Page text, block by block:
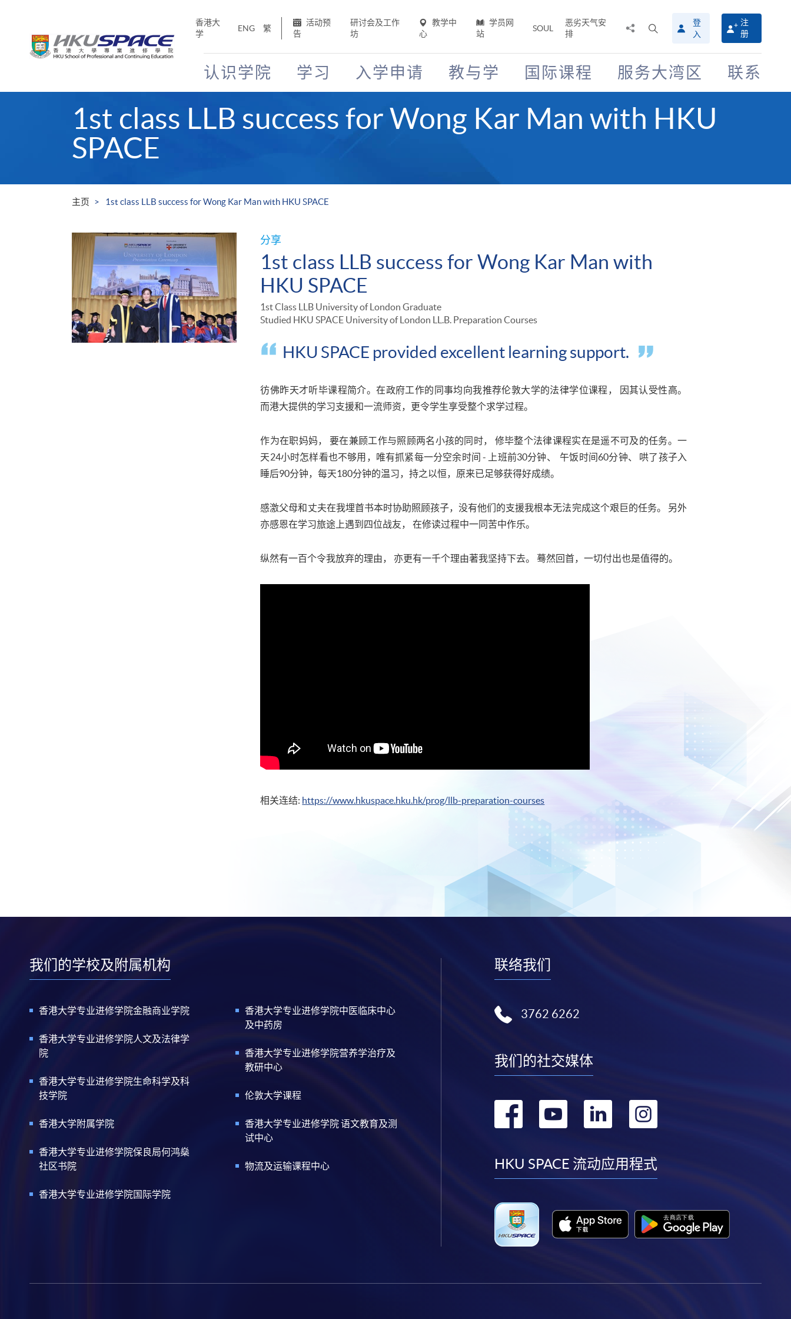
香港大
学
ENG 繁
活动预
告
研讨会及工作
坊
教学中
心
学员网
站
SOUL
恶劣天气安
排
搜
寻
介
面
登
入
注
册
认识学院 学习 入学申请 教与学 国际课程 服务大湾区 联系
1st class LLB success for Wong Kar Man with HKU
SPACE
主页 1st class LLB success for Wong Kar Man with HKU SPACE
分享
1st class LLB success for Wong Kar Man with
HKU SPACE
1st Class LLB University of London Graduate
Studied HKU SPACE University of London LL.B. Preparation Courses
HKU SPACE provided excellent learning support.
彷佛昨天才听毕课程简介。在政府工作的同事均向我推荐伦敦大学的法律学位课程， 因其认受性高。
而港大提供的学习支援和一流师资，更令学生享受整个求学过程。
作为在职妈妈， 要在兼顾工作与照顾两名小孩的同时， 修毕整个法律课程实在是遥不可及的任务。一
天24小时怎样看也不够用，唯有抓紧每一分空余时间 - 上班前30分钟、 午饭时间60分钟、 哄了孩子入
睡后90分钟，每天180分钟的温习，持之以恒，原来已足够获得好成绩。
感激父母和丈夫在我埋首书本时协助照顾孩子，没有他们的支援我根本无法完成这个艰巨的任务。 另外
亦感恩在学习旅途上遇到四位战友， 在修读过程中一同苦中作乐。
纵然有一百个令我放弃的理由， 亦更有一千个理由著我坚持下去。 蓦然回首，一切付出也是值得的。
相关连结: https://www.hkuspace.hku.hk/prog/llb-preparation-courses
我们的学校及附属机构
香港大学专业进修学院金融商业学院
香港大学专业进修学院人文及法律学
院
香港大学专业进修学院生命科学及科
技学院
香港大学附属学院
香港大学专业进修学院保良局何鸿燊
社区书院
香港大学专业进修学院国际学院
香港大学专业进修学院中医临床中心
及中药房
香港大学专业进修学院营养学治疗及
教研中心
伦敦大学课程
香港大学专业进修学院 语文教育及测
试中心
物流及运输课程中心
联络我们
3762 6262
我们的社交媒体
转
facebook
转
youtube
转
linkedin
转
instagram
HKU SPACE 流动应用程式